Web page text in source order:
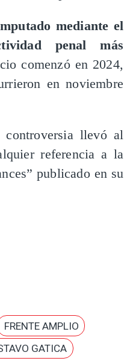
mediante el
penal más
comenzó en 2024,
en noviembre
llevó al
referencia a la
publicado en su
FRENTE AMPLIO
GATICA